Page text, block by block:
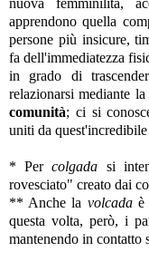
nuova femminilità,
apprendono quella
persone più insicure,
fa dell'immediatezza
in grado di
relazionarsi mediante
comunità; ci si
uniti da quest'incredibile
* Percolgada si
rovesciato" creato dai
** Anche la volcadaè
questa volta, però, i
mantenendo in contatto